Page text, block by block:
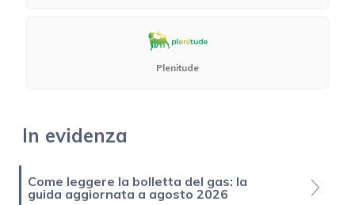
Plenitude
In evidenza
Come leggere la bolletta del gas: la
guida aggiornata a agosto 2026